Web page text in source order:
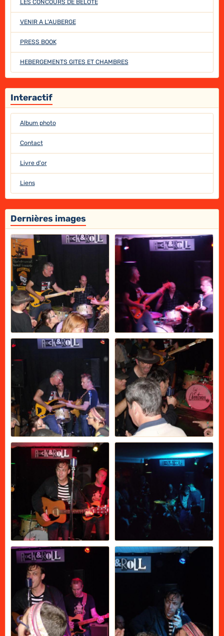
LES CONCOURS DE BELOTE
VENIR A L'AUBERGE
PRESS BOOK
HEBERGEMENTS GITES ET CHAMBRES
Interactif
Album photo
Contact
Livre d'or
Liens
Dernières images